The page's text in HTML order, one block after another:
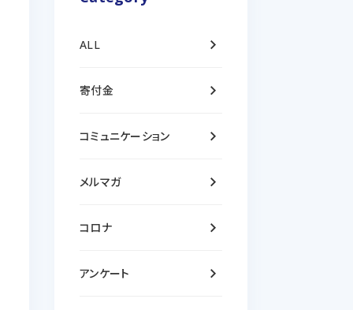
ALL keyboard_arrow_right
寄付金 keyboard_arrow_right
コミュニケーション keyboard_arrow_right
メルマガ keyboard_arrow_right
コロナ keyboard_arrow_right
アンケート keyboard_arrow_right